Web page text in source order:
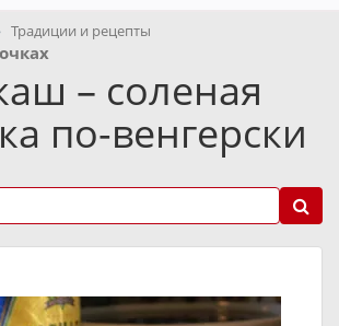
Традиции и рецепты
– соленая
по-венгерски